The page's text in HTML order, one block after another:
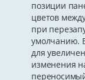
позиции
цветов
при
умолчанию.
для
изменения